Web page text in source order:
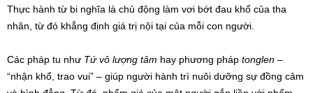
Thực hành từ bi nghĩa là chủ động làm vơi bớt đau khổ của tha
nhân, từ đó khẳng định giá trị nội tại của mỗi con người.
Các pháp tu như Tứ vô lượng tâm hay phương pháp tonglen –
“nhận khổ, trao vui” – giúp người hành trì nuôi dưỡng sự đồng cảm